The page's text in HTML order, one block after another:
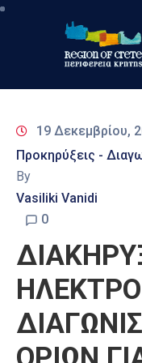
Περιφέρεια
&
Δράσεις
Ψηφιακές
Επικοινωνία
19 Δεκεμβρίου,
Προκηρύξεις -
By
Vasiliki Vanidi
0